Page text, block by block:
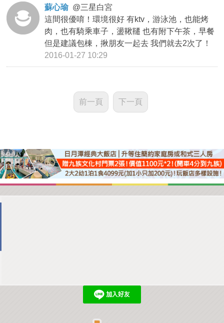
APP下載
蘇心瑜 @三星白宮
這間很優唷！環境很好 有ktv，游泳池，也能烤
肉，也有騎乘車子，盪鞦韆 也有附下午茶，早餐
但是建議包棟，揪朋友一起去 我們就去2次了！
2016-01-27 10:29
前一頁 下一頁